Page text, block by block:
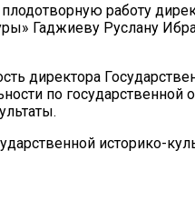
работу
Гаджиеву Руслану
директора
по
историко-